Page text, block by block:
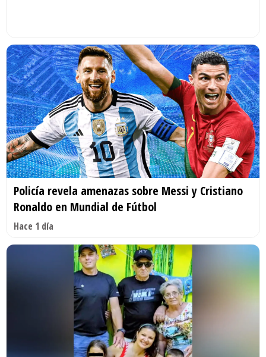
Policía revela amenazas sobre Messi y Cristiano
Ronaldo en Mundial de Fútbol
Hace 1 día